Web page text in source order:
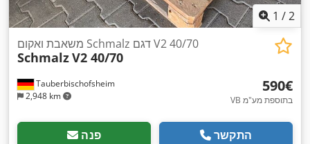
1 /2
Tauberbischofsheim
2,948 km
משאבת ואקום Schmalz דגם V2 40/70
SchmalzV2 40/70
‏590 ‏€
VB בתוספת מע"מ
פנה התקשר